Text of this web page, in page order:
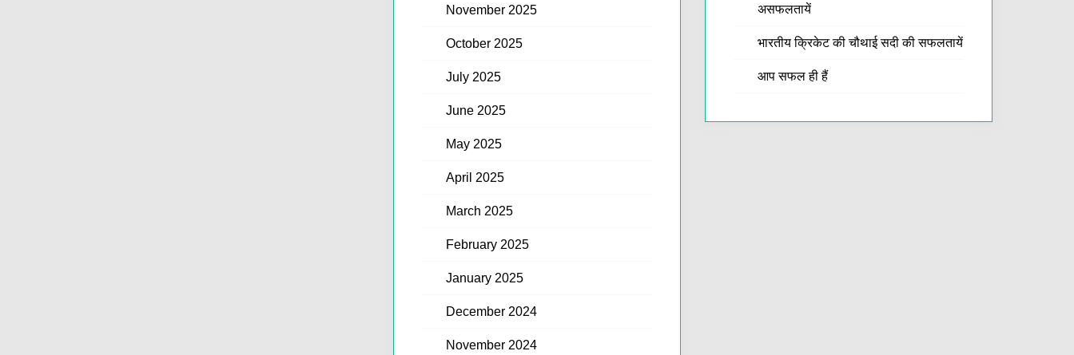
November 2025
October 2025
July 2025
June 2025
May 2025
April 2025
March 2025
February 2025
January 2025
December 2024
November 2024
असफलतायें
भारतीय क्रिकेट की चौथाई सदी की सफलतायें
आप सफल ही हैं